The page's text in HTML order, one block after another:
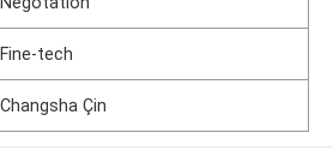
Fine-tech
Changsha Çin